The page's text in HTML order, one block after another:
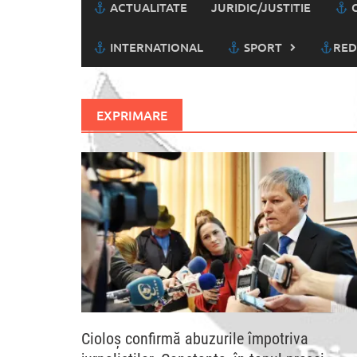
ACTUALITATE JURIDIC/JUSTITIE
INTERNATIONAL SPORT
EXPRIMARE
Cioloş confirmă abuzurile împotriva